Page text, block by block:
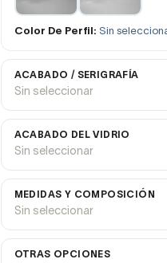
Color De Perfil: Sin
ACABADO / SERIGRAFÍA
Sin seleccionar
ACABADO DEL VIDRIO
Sin seleccionar
MEDIDAS Y COMPOSICIÓN
Sin seleccionar
OTRAS OPCIONES